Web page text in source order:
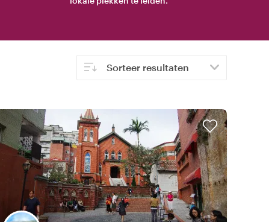
Sorteer resultaten